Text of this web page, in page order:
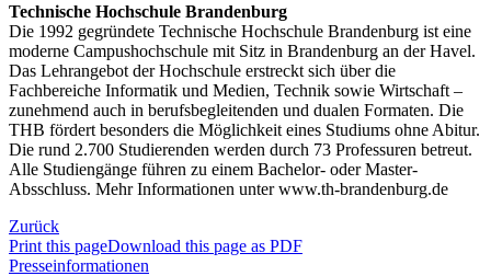
Technische Hochschule Brandenburg
Die 1992 gegründete Technische Hochschule Brandenburg ist eine
moderne Campushochschule mit Sitz in Brandenburg an der Havel.
Das Lehrangebot der Hochschule erstreckt sich über die
Fachbereiche Informatik und Medien, Technik sowie Wirtschaft –
zunehmend auch in berufsbegleitenden und dualen Formaten. Die
THB fördert besonders die Möglichkeit eines Studiums ohne Abitur.
Die rund 2.700 Studierenden werden durch 73 Professuren betreut.
Alle Studiengänge führen zu einem Bachelor- oder Master-
Absschluss. Mehr Informationen unter www.th-brandenburg.de
Zurück
Print this pageDownload this page as PDF
Presseinformationen